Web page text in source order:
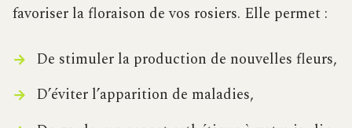
favoriser la floraison de vos rosiers. Elle permet :
De stimuler la production de nouvelles fleurs,
D’éviter l’apparition de maladies,